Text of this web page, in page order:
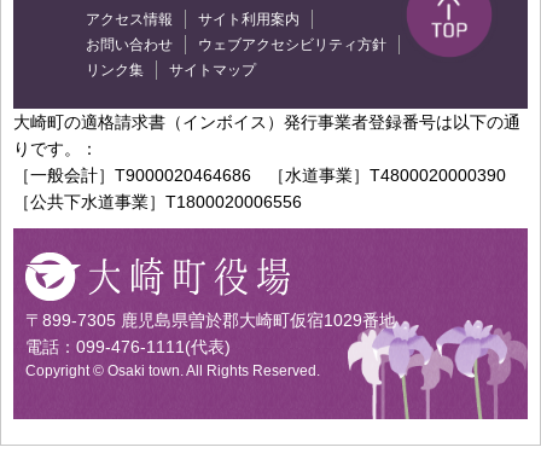
アクセス情報
サイト利用案内
お問い合わせ
ウェブアクセシビリティ方針
リンク集
サイトマップ
大崎町の適格請求書（インボイス）発行事業者登録番号は以下の通
りです。：
［一般会計］T9000020464686 ［水道事業］T4800020000390
［公共下水道事業］T1800020006556
〒899-7305 鹿児島県曽於郡大崎町仮宿1029番地
電話：099-476-1111(代表)
Copyright © Osaki town. All Rights Reserved.